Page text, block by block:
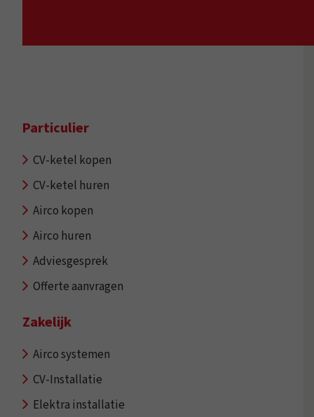
Particulier
CV-ketel kopen
CV-ketel huren
Airco kopen
Airco huren
Adviesgesprek
Offerte aanvragen
Zakelijk
Airco systemen
CV-Installatie
Elektra installatie